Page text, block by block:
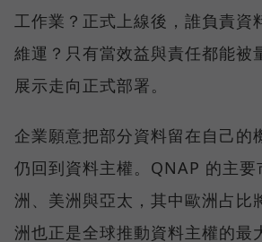
工作業？正式上線後，誰負責資
維運？只有當效益與責任都能被
展示走向正式部署。
企業願意把部分資料留在自己的
仍回到資料主權。QNAP 的主要
洲、美洲與亞太，其中歐洲占比
洲也正是全球推動資料主權的最